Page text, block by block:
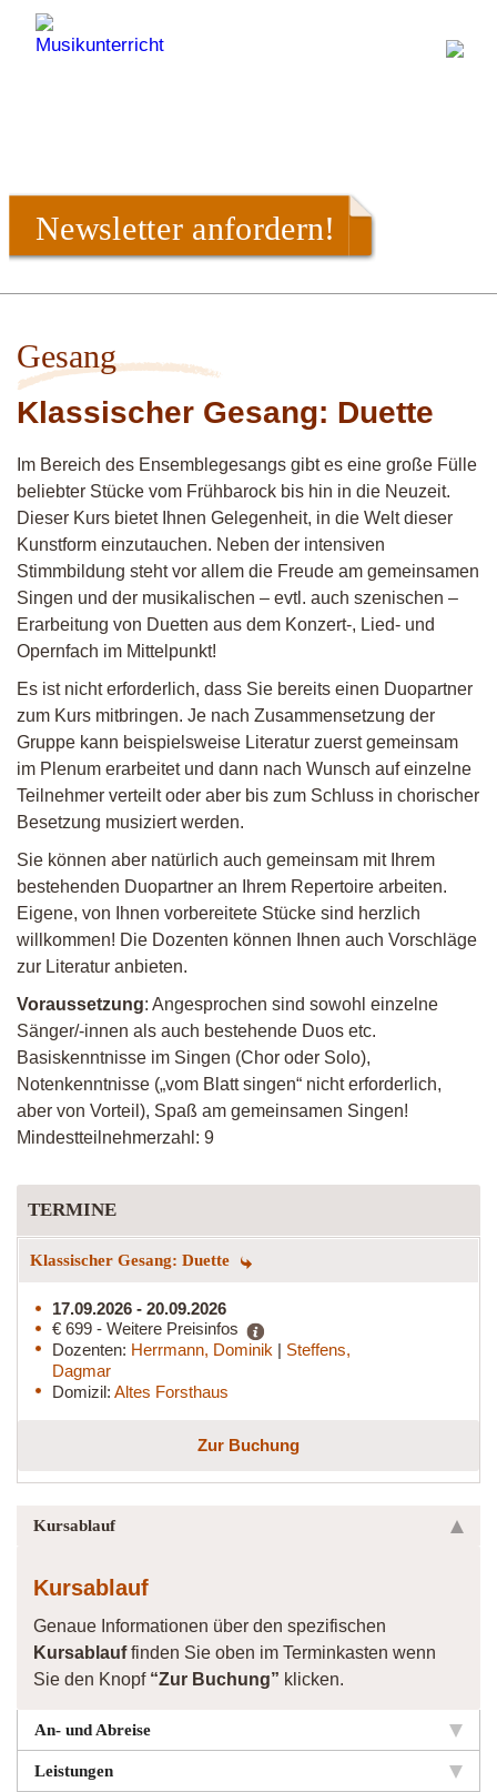
Newsletter anfordern!
Gesang
Klassischer Gesang: Duette
Im Bereich des Ensemblegesangs gibt es eine große Fülle
beliebter Stücke vom Frühbarock bis hin in die Neuzeit.
Dieser Kurs bietet Ihnen Gelegenheit, in die Welt dieser
Kunstform einzutauchen. Neben der intensiven
Stimmbildung steht vor allem die Freude am gemeinsamen
Singen und der musikalischen – evtl. auch szenischen –
Erarbeitung von Duetten aus dem Konzert-, Lied- und
Opernfach im Mittelpunkt!
Es ist nicht erforderlich, dass Sie bereits einen Duopartner
zum Kurs mitbringen. Je nach Zusammensetzung der
Gruppe kann beispielsweise Literatur zuerst gemeinsam
im Plenum erarbeitet und dann nach Wunsch auf einzelne
Teilnehmer verteilt oder aber bis zum Schluss in chorischer
Besetzung musiziert werden.
Sie können aber natürlich auch gemeinsam mit Ihrem
bestehenden Duopartner an Ihrem Repertoire arbeiten.
Eigene, von Ihnen vorbereitete Stücke sind herzlich
willkommen! Die Dozenten können Ihnen auch Vorschläge
zur Literatur anbieten.
Voraussetzung: Angesprochen sind sowohl einzelne
Sänger/-innen als auch bestehende Duos etc.
Basiskenntnisse im Singen (Chor oder Solo),
Notenkenntnisse („vom Blatt singen“ nicht erforderlich,
aber von Vorteil), Spaß am gemeinsamen Singen!
Mindestteilnehmerzahl: 9
TERMINE
Klassischer Gesang: Duette
17.09.2026 - 20.09.2026
€ 699 - Weitere Preisinfos
Dozenten: Herrmann, Dominik | Steffens,
Dagmar
Domizil: Altes Forsthaus
Zur Buchung
Kursablauf
Kursablauf
Genaue Informationen über den spezifischen
Kursablauffinden Sie oben im Terminkasten wenn
Sie den Knopf “Zur Buchung” klicken.
An- und Abreise
Leistungen